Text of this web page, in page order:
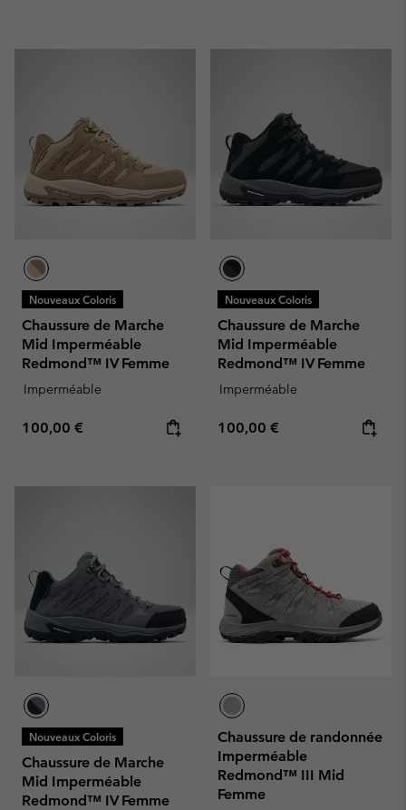
Nouveaux Coloris
Chaussure de Marche
Mid Imperméable
Redmond™ IV Femme
Imperméable
Regular price:
100,00 €
Nouveaux Coloris
Chaussure de Marche
Mid Imperméable
Redmond™ IV Femme
Imperméable
Regular price:
100,00 €
Nouveaux Coloris
Chaussure de Marche
Mid Imperméable
Redmond™ IV Femme
Chaussure de randonnée
Imperméable
Redmond™ III Mid
Femme